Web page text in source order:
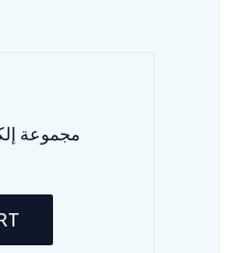
مجموعة